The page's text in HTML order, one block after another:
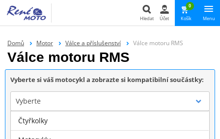
Hledat
Hledat Účet
0
Košík Menu
Domů Motor Válce a příslušenství Válce motoru RMS
Válce motoru RMS
Vyberte si váš motocykl a zobrazte si kompatibilní součástky:
Vyberte
Značka
Čtyřkolky